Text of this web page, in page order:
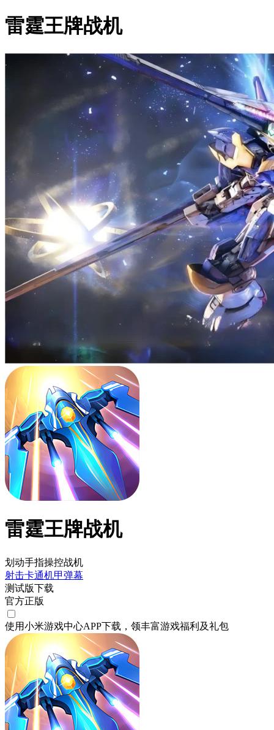
雷霆王牌战机
雷霆王牌战机
划动手指操控战机
射击卡通机甲弹幕
测试版下载
官方正版
使用小米游戏中心APP下载 ，领丰富游戏福利 及礼包